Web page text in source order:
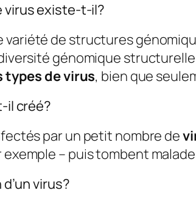
virus existe-t-il?
variété de structures
génomique structurelle
de virus, bien que
il créé?
par un petit nombre de
– puis tombent
virus?